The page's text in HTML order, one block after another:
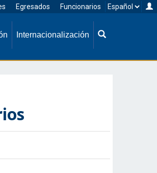
Egresados Funcionarios
Seleccionar
Internacionalización
Buscador